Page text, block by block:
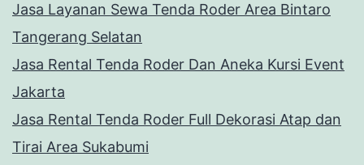
Jasa Layanan Sewa Tenda Roder Area Bintaro
Tangerang Selatan
Jasa Rental Tenda Roder Dan Aneka Kursi Event
Jakarta
Jasa Rental Tenda Roder Full Dekorasi Atap dan
Tirai Area Sukabumi